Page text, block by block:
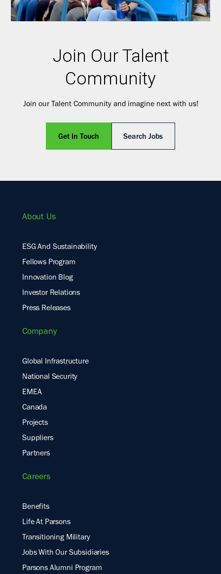
Join Our Talent
Community
Join our Talent Community and imagine next with us!
Get In Touch Search Jobs
About Us
ESG And Sustainability
Fellows Program
Innovation Blog
Investor Relations
Press Releases
Company
Global Infrastructure
National Security
EMEA
Canada
Projects
Suppliers
Partners
Careers
Benefits
Life At Parsons
Transitioning Military
Jobs With Our Subsidiaries
Parsons Alumni Program